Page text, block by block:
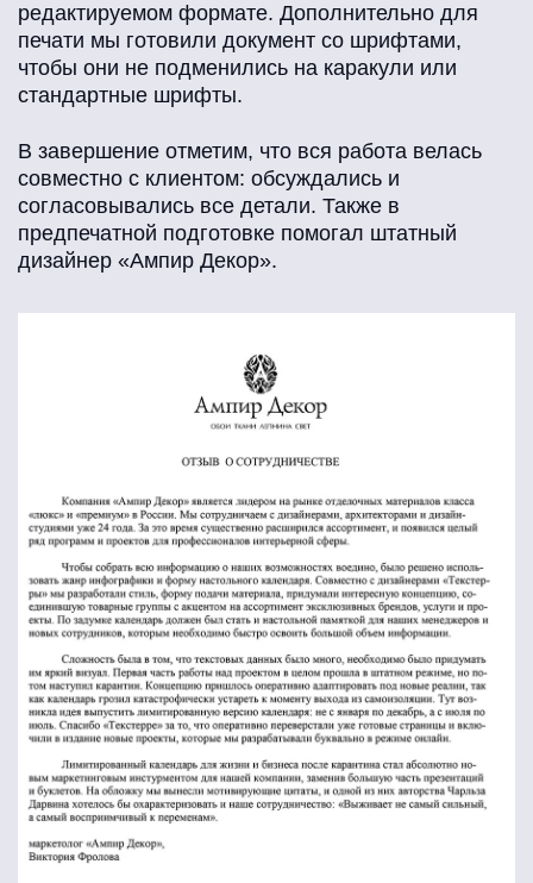
редактируемом формате. Дополнительно для
печати мы готовили документ со шрифтами,
чтобы они не подменились на каракули или
стандартные шрифты.
В завершение отметим, что вся работа велась
совместно с клиентом: обсуждались и
согласовывались все детали. Также в
предпечатной подготовке помогал штатный
дизайнер «Ампир Декор».